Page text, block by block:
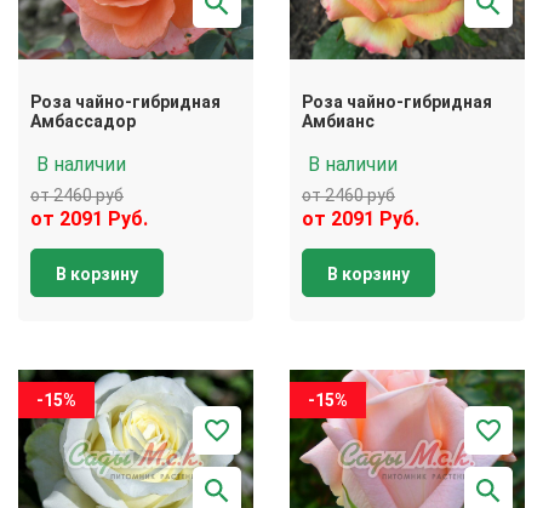
Роза чайно-гибридная
Амбассадор
В наличии
от 2460 руб
от 2091 Руб.
В корзину
Роза чайно-гибридная
Амбианс
В наличии
от 2460 руб
от 2091 Руб.
В корзину
-15% -15%